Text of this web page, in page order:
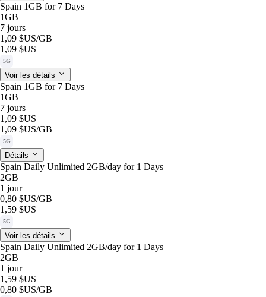
Spain 1GB for 7 Days
1GB
7 jours
1,09 $US/GB
1,09 $US
5G
Voir les détails
Spain 1GB for 7 Days
1GB
7 jours
1,09 $US
1,09 $US/GB
5G
Détails
Spain Daily Unlimited 2GB/day for 1 Days
2GB
1 jour
0,80 $US/GB
1,59 $US
5G
Voir les détails
Spain Daily Unlimited 2GB/day for 1 Days
2GB
1 jour
1,59 $US
0,80 $US/GB